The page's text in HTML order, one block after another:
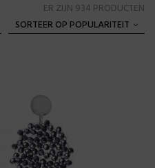
ER ZIJN 934 PRODUCTEN
SORTEER OP POPULARITEIT